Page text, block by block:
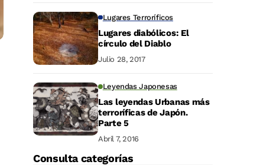
Lugares Terroríficos
Lugares diabólicos: El
círculo del Diablo
Julio 28, 2017
Leyendas Japonesas
Las leyendas Urbanas más
terroríficas de Japón.
Parte 5
Abril 7, 2016
Consulta categorías